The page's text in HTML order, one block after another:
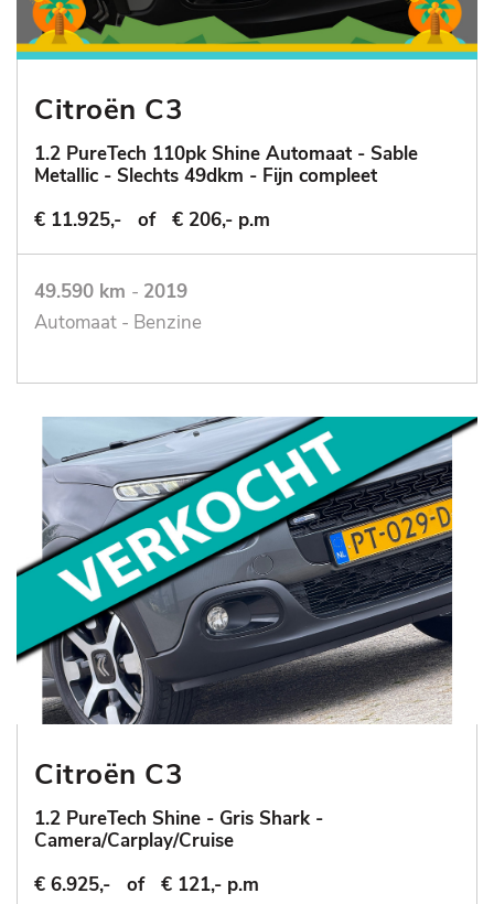
Citroën C3
1.2 PureTech 110pk Shine Automaat - Sable
Metallic - Slechts 49dkm - Fijn compleet
€ 11.925,-
of € 206,- p.m
49.590 km - 2019
Automaat - Benzine
Citroën C3
1.2 PureTech Shine - Gris Shark -
Camera/Carplay/Cruise
€ 6.925,-
of € 121,- p.m